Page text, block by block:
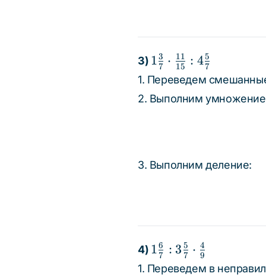
3) 1\frac{3}
{7} \cdot
\frac{11}
{15} :
1 7
3 ⋅ 15
11 : 47
5
1. Переведем
2. Выполним
3. Выполним деление:
4) 1\frac{6}
{7} :
1 7
6 : 3 7
5 ⋅ 9
4
1. Переведем в